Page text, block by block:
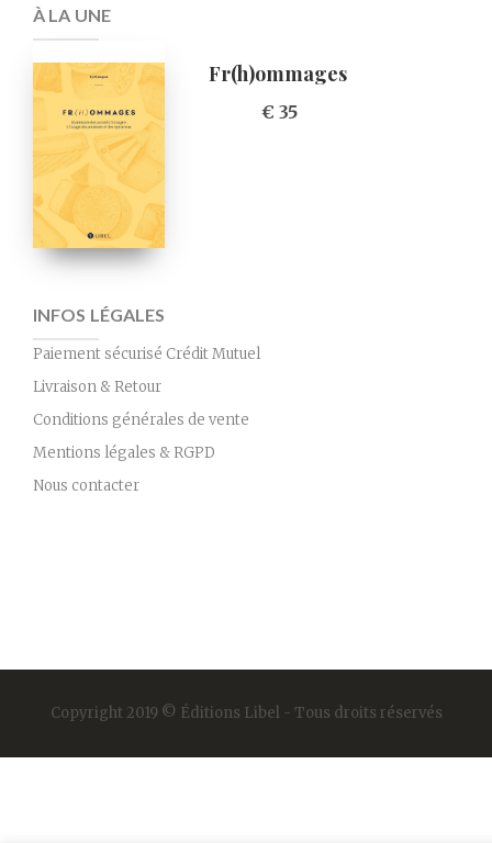
À LA UNE
Fr(h)ommages
€ 35
INFOS LÉGALES
Paiement sécurisé Crédit Mutuel
Livraison & Retour
Conditions générales de vente
Mentions légales & RGPD
Nous contacter
Copyright 2019 © Éditions Libel - Tous droits réservés